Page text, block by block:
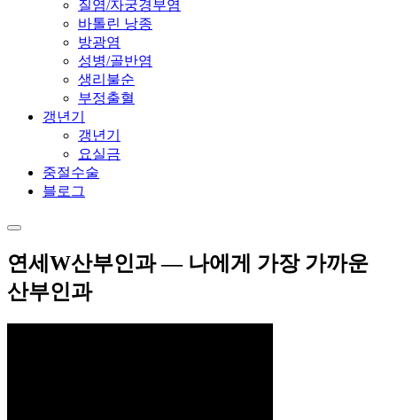
질염/자궁경부염
바톨린 낭종
방광염
성병/골반염
생리불순
부정출혈
갱년기
갱년기
요실금
중절수술
블로그
연세W산부인과 — 나에게 가장 가까운
산부인과